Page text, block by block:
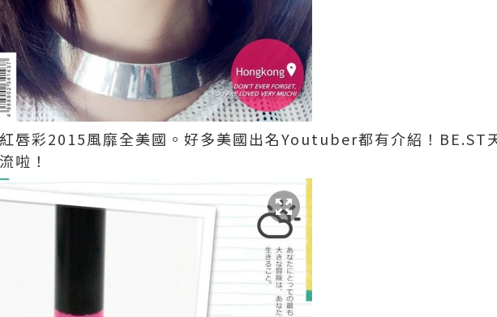
唇彩2015風靡全美國。好多美國出名Youtuber都有介紹！BE.ST
啦！